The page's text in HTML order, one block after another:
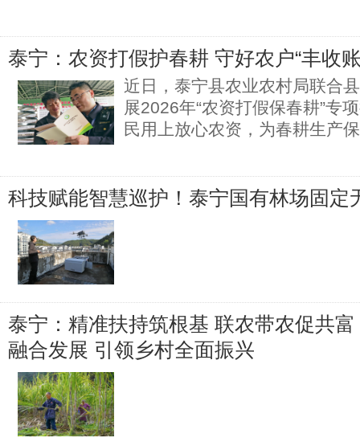
泰宁：农资打假护春耕 守好农户“丰收
近日，泰宁县农业农村局联合
展2026年“农资打假保春耕”专
民用上放心农资，为春耕生产
科技赋能智慧巡护！泰宁国有林场固定
泰宁：精准扶持筑根基 联农带农促共
融合发展 引领乡村全面振兴